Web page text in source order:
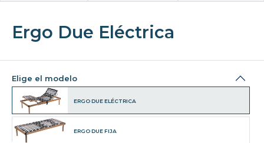
Ergo Due Eléctrica
Elige el modelo
ERGO DUE ELÉCTRICA
ERGO DUE FIJA